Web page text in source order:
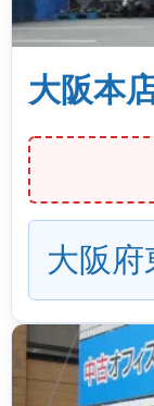
大阪本
大阪